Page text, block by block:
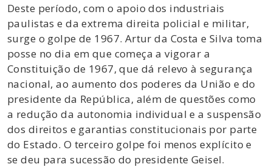
Deste período, com o apoio dos industriais
paulistas e da extrema direita policial e militar,
surge o golpe de 1967. Artur da Costa e Silva toma
posse no dia em que começa a vigorar a
Constituição de 1967, que dá relevo à segurança
nacional, ao aumento dos poderes da União e do
presidente da República, além de questões como
a redução da autonomia individual e a suspensão
dos direitos e garantias constitucionais por parte
do Estado. O terceiro golpe foi menos explícito e
se deu para sucessão do presidente Geisel.